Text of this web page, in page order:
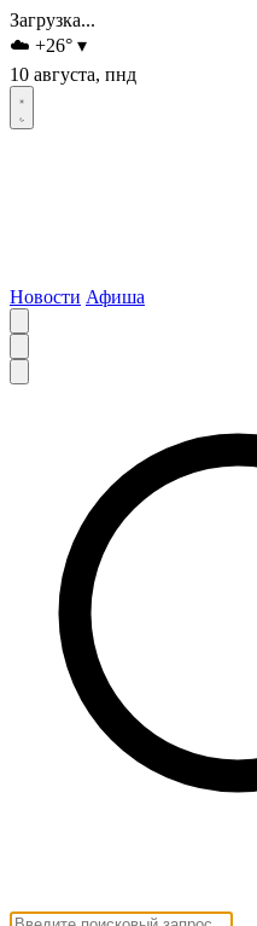
Загрузка...
☁️ +26° ▾
10 августа, пнд
Новости Афиша